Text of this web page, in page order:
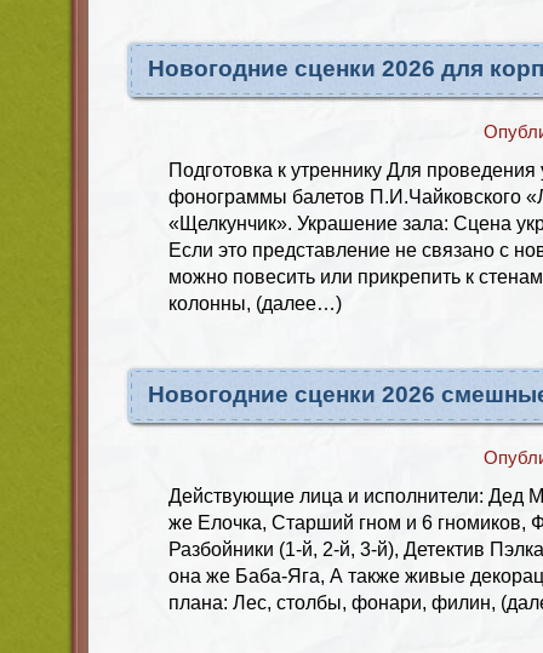
Новогодние сценки 2026 для
Подготовка к утреннику Для
фонограммы балетов П.И.Чайковского
«Щелкунчик». Украшение зала: Сцена
Если это представление не связано с
можно повесить или прикрепить к
колонны, (далее…)
Новогодние сценки 2026
Действующие лица и исполнители: Дед
же Елочка, Старший гном и 6 гномиков,
Разбойники (1-й, 2-й, 3-й), Детектив
она же Баба-Яга, А также живые
плана: Лес, столбы, фонари, филин,